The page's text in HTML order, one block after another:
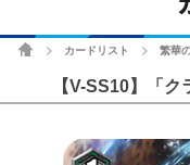
ホームカードリスト 繁華
【V-SS10】「